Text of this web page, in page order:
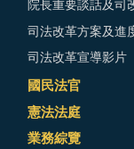
院長重要談話及司
司法改革方案及進
司法改革宣導影片
國民法官
憲法法庭
業務綜覽